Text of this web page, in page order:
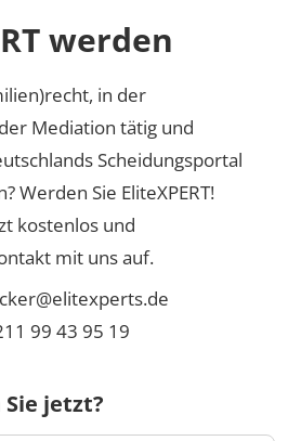
werden
in der
Mediation tätig und
Scheidungsportal
Werden Sie EliteXPERT!
kostenlos und
mit uns auf.
99 43 95 19
jetzt?